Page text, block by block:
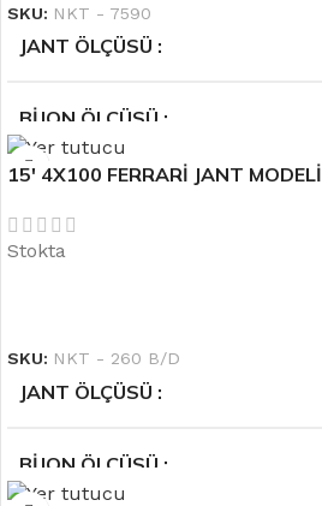
SKU: NKT - 7590
JANT ÖLÇÜSÜ
BIJON ÖLÇÜSÜ
OFSET
15′ 4X100 FERRARİ JANT MODELİ
Stokta
SKU: NKT - 260 B/D
JANT ÖLÇÜSÜ
BIJON ÖLÇÜSÜ